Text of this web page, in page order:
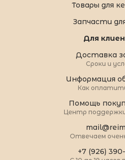
Товары для
Запчасти
Для
Доставка
Сроки и
Информация
Как
Помощь
Центр
Отвечаем
+7 (926)